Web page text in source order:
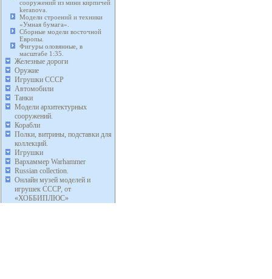
сооружений из мини кирпичей
keranova.
Модели строений и техники
«Умная бумага».
Сборные модели восточной
Европы.
Фигуры оловянные, в
масштабе 1:35.
Железные дороги
Оружие
Игрушки СССР
Автомобили
Танки
Модели архитектурных
сооружений.
Корабли
Полки, витрины, подставки для
коллекций.
Игрушки
Вархаммер Warhammer
Russian collection.
Онлайн музей моделей и
игрушек СССР, от
«ХОББИПЛЮС»